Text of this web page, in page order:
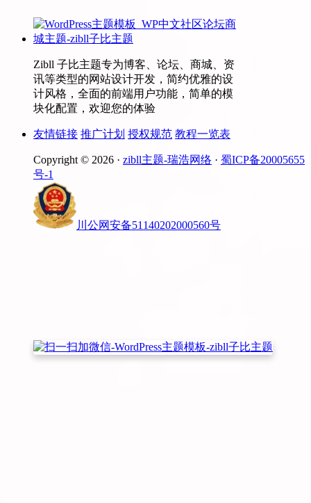
Zibll 子比主题专为博客、论坛、商城、资
讯等类型的网站设计开发，简约优雅的设
计风格，全面的前端用户功能，简单的模
块化配置，欢迎您的体验
友情链接 推广计划 授权规范 教程一览表
Copyright © 2026 · zibll主题-瑞浩网络 · 蜀ICP备20005655
号-1
川公网安备51140202000560号